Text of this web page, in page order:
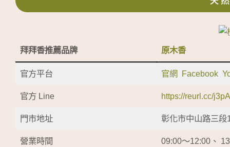
拜拜香推薦品牌 原木香
官方平台 官網 Facebook
官方 Line https://reurl.cc/
門市地址 彰化市中山路三段
營業時間 09:00～12:00、